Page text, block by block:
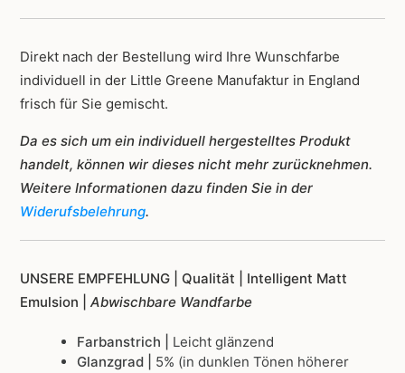
Direkt nach der Bestellung wird Ihre Wunschfarbe
individuell in der Little Greene Manufaktur in England
frisch für Sie gemischt.
Da es sich um ein individuell hergestelltes Produkt
handelt, können wir dieses nicht mehr zurücknehmen.
Weitere Informationen dazu finden Sie in der
Widerufsbelehrung.
UNSERE EMPFEHLUNG | Qualität | Intelligent Matt
Emulsion | Abwischbare Wandfarbe
Farbanstrich | Leicht glänzend
Glanzgrad | 5% (in dunklen Tönen höherer